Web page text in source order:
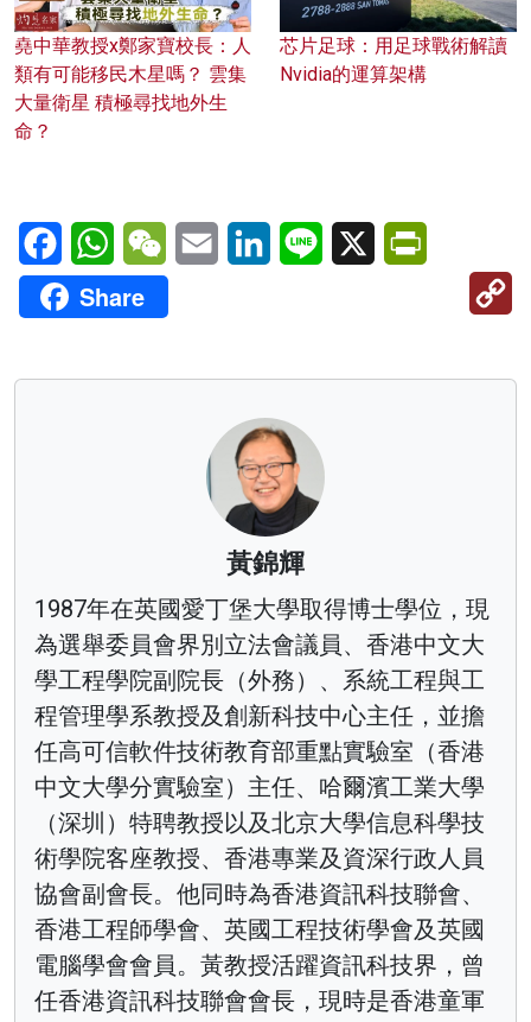
堯中華教授x鄭家寶校長：人
類有可能移民木星嗎？ 雲集
大量衛星 積極尋找地外生
命？
芯片足球：用足球戰術解讀
Nvidia的運算架構
FacebookWhatsAppWeChatEmail LinkedInLine X
Share
黃錦輝
1987年在英國愛丁堡大學取得博士學位，現
為選舉委員會界別立法會議員、香港中文大
學工程學院副院長（外務）、系統工程與工
程管理學系教授及創新科技中心主任，並擔
任高可信軟件技術教育部重點實驗室（香港
中文大學分實驗室）主任、哈爾濱工業大學
（深圳）特聘教授以及北京大學信息科學技
術學院客座教授、香港專業及資深行政人員
協會副會長。他同時為香港資訊科技聯會、
香港工程師學會、英國工程技術學會及英國
電腦學會會員。黃教授活躍資訊科技界，曾
任香港資訊科技聯會會長，現時是香港童軍